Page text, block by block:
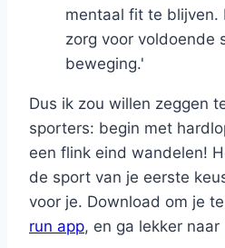
mentaal fit te blijven.
zorg voor voldoende
beweging.'
Dus ik zou willen zeggen
sporters: begin met
een flink eind wandelen!
de sport van je eerste
voor je. Download om je
run app, en ga lekker naar